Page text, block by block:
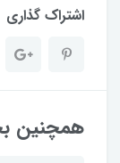
اشتراک گذاری
همچنین